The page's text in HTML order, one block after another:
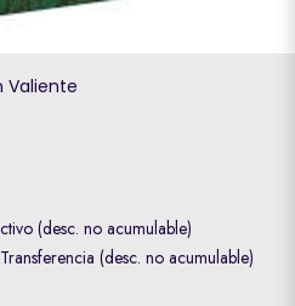
Valiente
(desc. no acumulable)
(desc. no acumulable)